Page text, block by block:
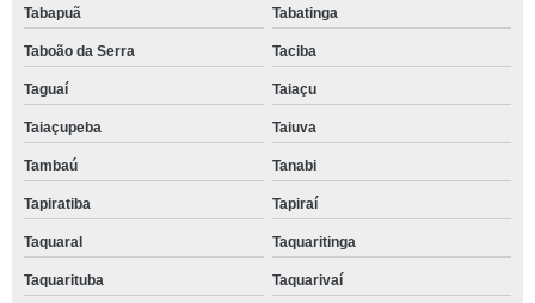
Tabapuã Tabatinga
Taboão da Serra Taciba
Taguaí Taiaçu
Taiaçupeba Taiuva
Tambaú Tanabi
Tapiratiba Tapiraí
Taquaral Taquaritinga
Taquarituba Taquarivaí